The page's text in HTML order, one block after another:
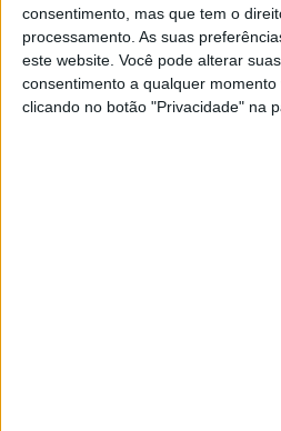
consentimento, mas que tem o
processamento. As suas
este website. Você pode alterar
consentimento a qualquer
clicando no botão "Privacidade" na
José Guilherme Moura Neves já
Rotary de Abrantes mas “há 18
eram as mesmas de hoje, nem